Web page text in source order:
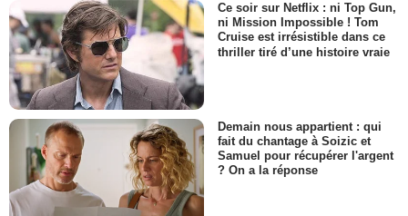
Ce soir sur Netflix : ni Top Gun,
ni Mission Impossible ! Tom
Cruise est irrésistible dans ce
thriller tiré d’une histoire vraie
Demain nous appartient : qui
fait du chantage à Soizic et
Samuel pour récupérer l'argent
? On a la réponse